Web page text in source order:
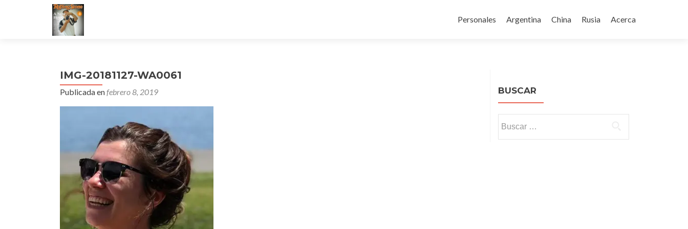
al
Personales Argentina China Rusia Acerca
IMG-20181127-WA0061
Publicada enfebrero 8, 2019 BUSCAR